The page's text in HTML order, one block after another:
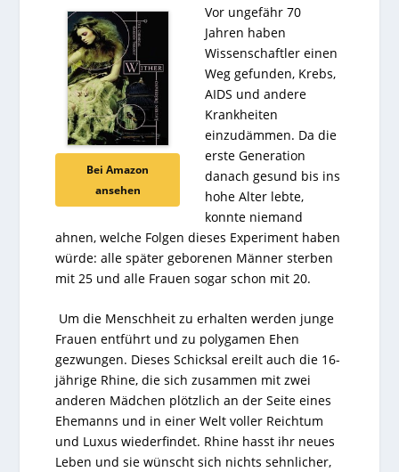
Bei Amazon
ansehen
Vor ungefähr 70
Jahren haben
Wissenschaftler einen
Weg gefunden, Krebs,
AIDS und andere
Krankheiten
einzudämmen. Da die
erste Generation
danach gesund bis ins
hohe Alter lebte,
konnte niemand
ahnen, welche Folgen dieses Experiment haben
würde: alle später geborenen Männer sterben
mit 25 und alle Frauen sogar schon mit 20.
Um die Menschheit zu erhalten werden junge
Frauen entführt und zu polygamen Ehen
gezwungen. Dieses Schicksal ereilt auch die 16-
jährige Rhine, die sich zusammen mit zwei
anderen Mädchen plötzlich an der Seite eines
Ehemanns und in einer Welt voller Reichtum
und Luxus wiederfindet. Rhine hasst ihr neues
Leben und sie wünscht sich nichts sehnlicher,